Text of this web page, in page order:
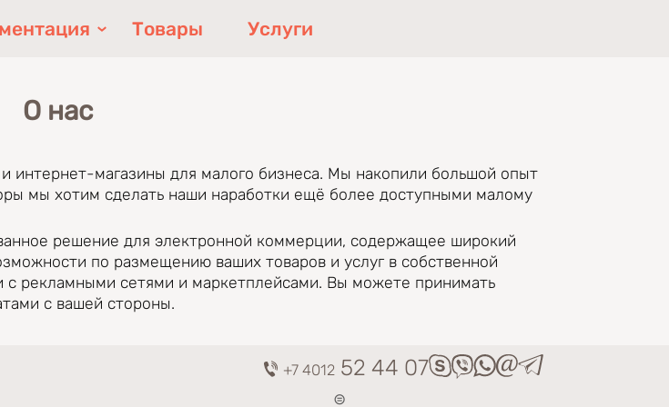
Товары Услуги
О нас
интернет-магазины для малого бизнеса. Мы накопили большой опыт
мы хотим сделать наши наработки ещё более доступными малому
решение для электронной коммерции, содержащее широкий
по размещению ваших товаров и услуг в собственной
рекламными сетями и маркетплейсами. Вы можете принимать
с вашей стороны.
+7 4012 52 44 07 (link sends e-mail)